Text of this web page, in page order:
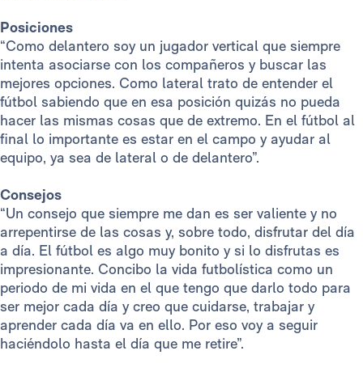
Posiciones
“Como delantero soy un jugador vertical que siempre
intenta asociarse con los compañeros y buscar las
mejores opciones. Como lateral trato de entender el
fútbol sabiendo que en esa posición quizás no pueda
hacer las mismas cosas que de extremo. En el fútbol al
final lo importante es estar en el campo y ayudar al
equipo, ya sea de lateral o de delantero”.
Consejos
“Un consejo que siempre me dan es ser valiente y no
arrepentirse de las cosas y, sobre todo, disfrutar del día
a día. El fútbol es algo muy bonito y si lo disfrutas es
impresionante. Concibo la vida futbolística como un
periodo de mi vida en el que tengo que darlo todo para
ser mejor cada día y creo que cuidarse, trabajar y
aprender cada día va en ello. Por eso voy a seguir
haciéndolo hasta el día que me retire”.